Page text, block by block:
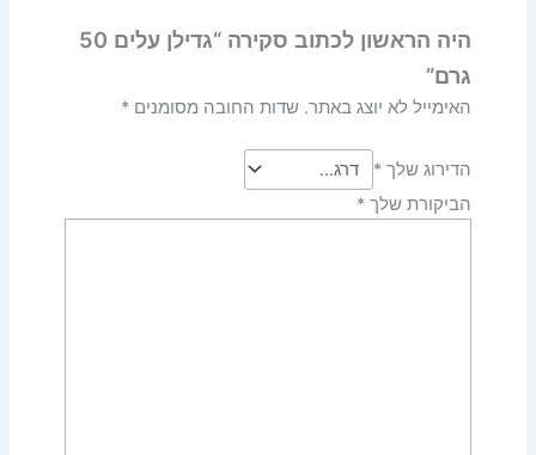
היה הראשון לכתוב סקירה “גדילן עלים 50
גרם”
האימייל לא יוצג באתר. שדות החובה מסומנים *
הדירוג שלך *
הביקורת שלך *